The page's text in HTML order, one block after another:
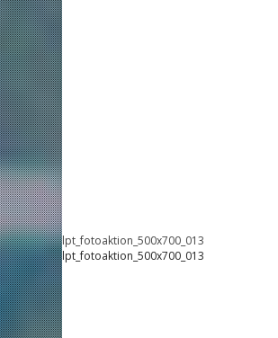
lpt_fotoaktion_500x700_013
lpt_fotoaktion_500x700_013